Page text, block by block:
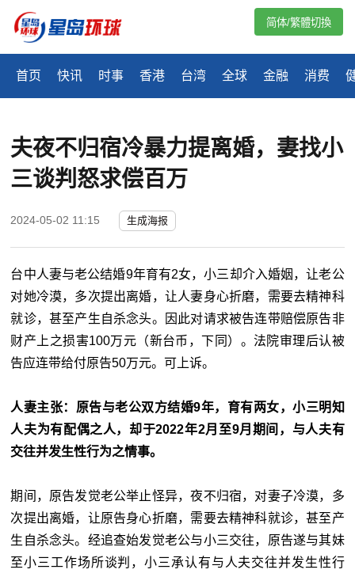
首页 快讯 时事 香港 台湾 全球 金融 消费
简体/繁體切換
夫夜不归宿冷暴力提离婚，妻找小
三谈判怒求偿百万
2024-05-02 11:15 生成海报
台中人妻与老公结婚9年育有2女，小三却介入婚姻，让老公
对她冷漠，多次提出离婚，让人妻身心折磨，需要去精神科
就诊，甚至产生自杀念头。因此对请求被告连带赔偿原告非
财产上之损害100万元（新台币，下同）。法院审理后认被
告应连带给付原告50万元。可上诉。
人妻主张：原告与老公双方结婚9年，育有两女，小三明知
人夫为有配偶之人，却于2022年2月至9月期间，与人夫有
交往并发生性行为之情事。
期间，原告发觉老公举止怪异，夜不归宿，对妻子冷漠，多
次提出离婚，让原告身心折磨，需要去精神科就诊，甚至产
生自杀念头。经追查始发觉老公与小三交往，原告遂与其妹
至小三工作场所谈判，小三承认有与人夫交往并发生性行